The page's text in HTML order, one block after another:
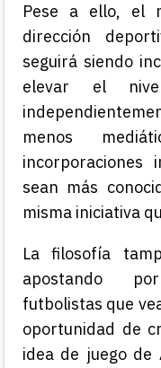
Pese a ello, el
dirección
seguirá siendo
elevar el
menos
incorporaciones
sean más
misma iniciativa
La filosofía
apostando
futbolistas que
oportunidad de
idea de juego de